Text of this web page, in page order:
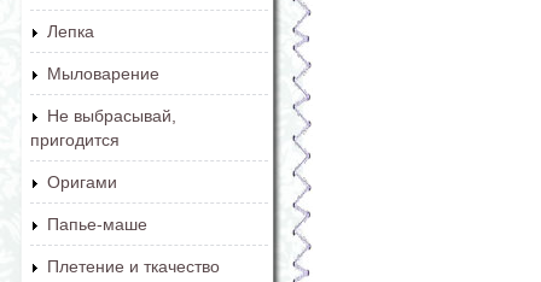
Лепка
Мыловарение
Не выбрасывай,
пригодится
Оригами
Папье-маше
Плетение и ткачество